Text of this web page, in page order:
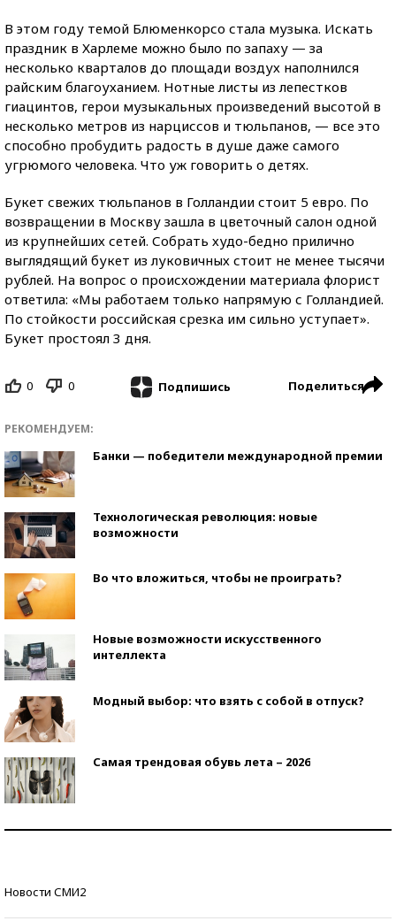
В этом году темой Блюменкорсо стала музыка. Искать
праздник в Харлеме можно было по запаху — за
несколько кварталов до площади воздух наполнился
райским благоуханием. Нотные листы из лепестков
гиацинтов, герои музыкальных произведений высотой в
несколько метров из нарциссов и тюльпанов, — все это
способно пробудить радость в душе даже самого
угрюмого человека. Что уж говорить о детях.
Букет свежих тюльпанов в Голландии стоит 5 евро. По
возвращении в Москву зашла в цветочный салон одной
из крупнейших сетей. Собрать худо-бедно прилично
выглядящий букет из луковичных стоит не менее тысячи
рублей. На вопрос о происхождении материала флорист
ответила: «Мы работаем только напрямую с Голландией.
По стойкости российская срезка им сильно уступает».
Букет простоял 3 дня.
0 0 Подпишись Поделиться
РЕКОМЕНДУЕМ:
Банки — победители международной премии
Технологическая революция: новые
возможности
Во что вложиться, чтобы не проиграть?
Новые возможности искусственного
интеллекта
Модный выбор: что взять с собой в отпуск?
Самая трендовая обувь лета – 2026
Новости СМИ2